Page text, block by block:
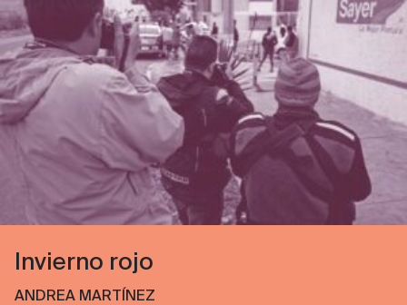
Invierno rojo
ANDREA MARTÍNEZ